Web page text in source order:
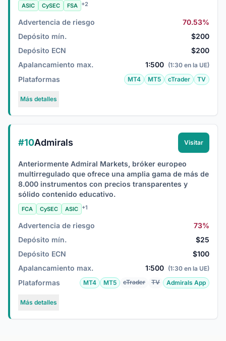
ASIC CySEC FSA +2
Advertencia de riesgo
70.53%
Depósito mín.
$200
Depósito ECN
$200
Apalancamiento max.
1:500 (1:30 en la UE)
Plataformas MT4 MT5 cTrader TV
Más detalles
#10Admirals Visitar
Anteriormente Admiral Markets, bróker europeo
multirregulado que ofrece una amplia gama de más de
8.000 instrumentos con precios transparentes y
sólido contenido educativo.
FCA CySEC ASIC +1
Advertencia de riesgo
73%
Depósito mín.
$25
Depósito ECN
$100
Apalancamiento max.
1:500 (1:30 en la UE)
Plataformas MT4 MT5 cTrader TV Admirals App
Más detalles